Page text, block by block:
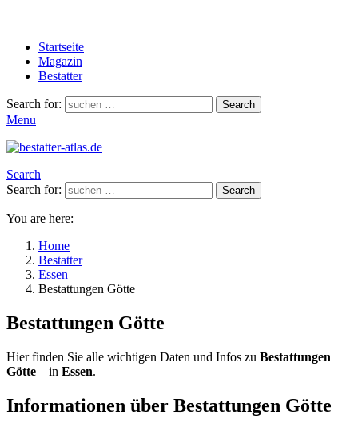
Startseite
Magazin
Bestatter
Search for: Search
Menu
Search
Search for:
Search
You are here:
Home
Bestatter
Essen
Bestattungen Götte
Bestattungen Götte
Hier finden Sie alle wichtigen Daten und Infos zu Bestattungen
Götte – in Essen.
Informationen über Bestattungen Götte